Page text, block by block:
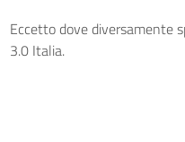
Eccetto dove diversamente
3.0 Italia.